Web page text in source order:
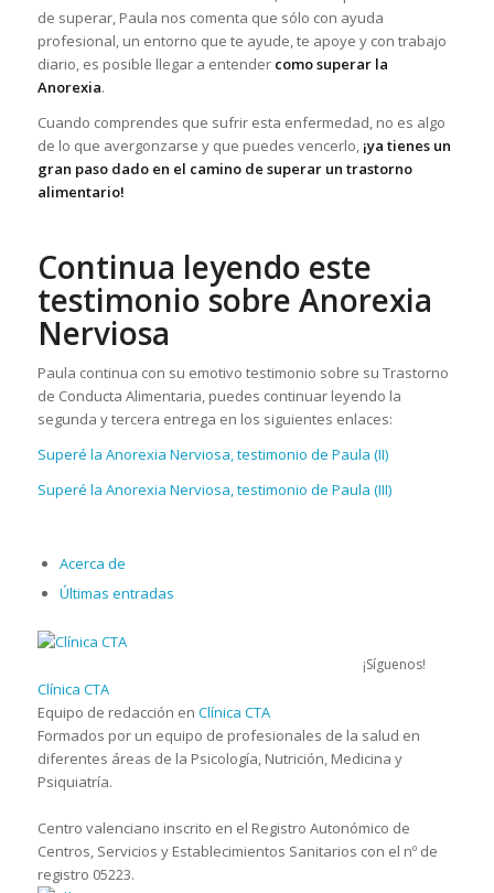
de superar, Paula nos comenta que sólo con ayuda
profesional, un entorno que te ayude, te apoye y con trabajo
diario, es posible llegar a entender como superar la
Anorexia.
Cuando comprendes que sufrir esta enfermedad, no es algo
de lo que avergonzarse y que puedes vencerlo, ¡ya tienes un
gran paso dado en el camino de superar un trastorno
alimentario!
Continua leyendo este
testimonio sobre Anorexia
Nerviosa
Paula continua con su emotivo testimonio sobre su Trastorno
de Conducta Alimentaria, puedes continuar leyendo la
segunda y tercera entrega en los siguientes enlaces:
Superé la Anorexia Nerviosa, testimonio de Paula (II)
Superé la Anorexia Nerviosa, testimonio de Paula (III)
Acerca de
Últimas entradas
¡Síguenos!
Clínica CTA
Equipo de redacción en Clínica CTA
Formados por un equipo de profesionales de la salud en
diferentes áreas de la Psicología, Nutrición, Medicina y
Psiquiatría.
Centro valenciano inscrito en el Registro Autonómico de
Centros, Servicios y Establecimientos Sanitarios con el nº de
registro 05223.